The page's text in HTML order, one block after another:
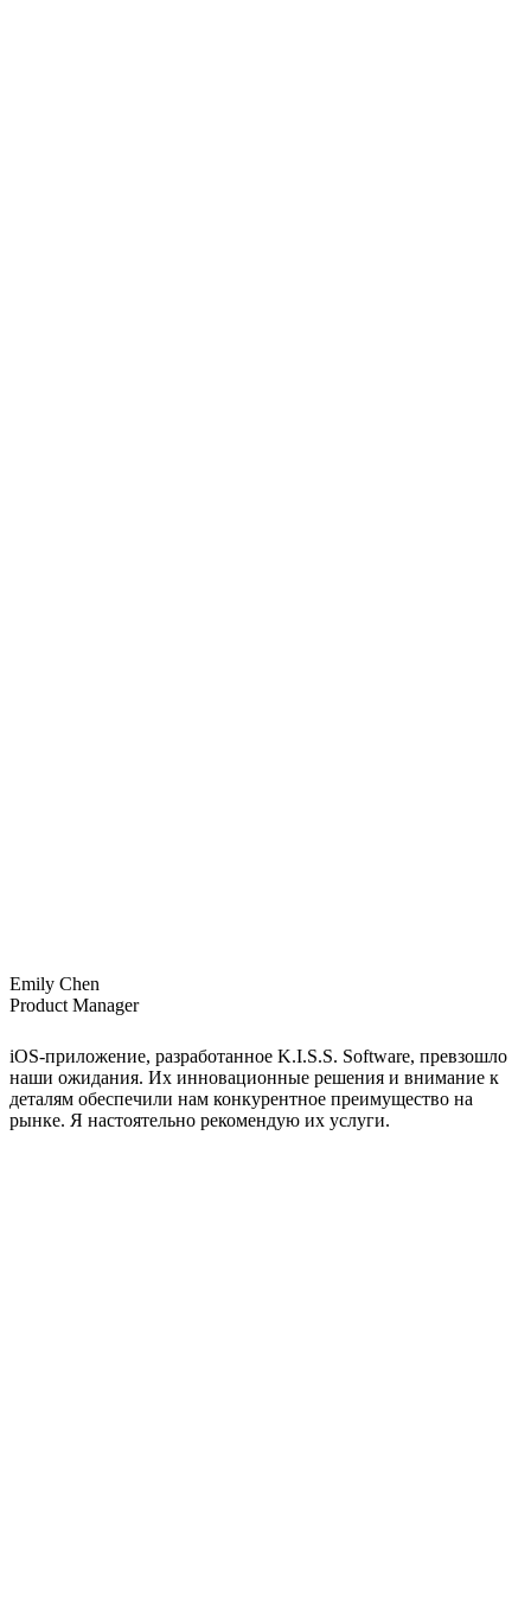
Emily Chen
Product Manager
iOS-приложение, разработанное K.I.S.S. Software, превзошло
наши ожидания. Их инновационные решения и внимание к
деталям обеспечили нам конкурентное преимущество на
рынке. Я настоятельно рекомендую их услуги.